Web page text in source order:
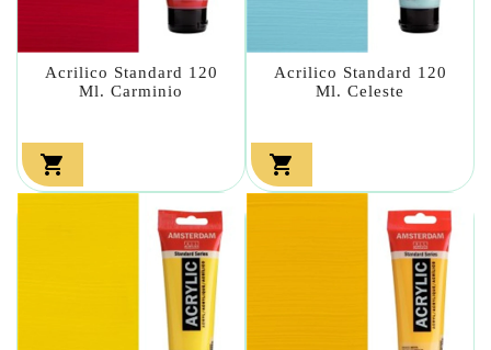
Acrilico Standard 120
Ml. Carminio

Acrilico Standard 120
Ml. Celeste
